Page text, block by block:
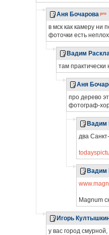
Аня Бочарова
в мск как камеру ни
фоточки есть
Вадим
там практически
Аня
про дерево
фотограф-
Вадим
два
Вадим
Magnum
Игорь
у вас город